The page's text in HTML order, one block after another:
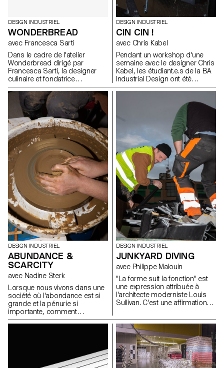
DESIGN INDUSTRIEL
WONDERBREAD
avec Francesca Sarti
Dans le cadre de l'atelier
Wonderbread dirigé par
Francesca Sarti, la designer
culinaire et fondatrice
d'Arabeschi di Latte, les
étudiants BA design industriel
ont exploré l'histoire, les
traditions, les rituels et les
recettes liés au pain, afin
d'imaginer de nouveaux pains
uniques.
DESIGN INDUSTRIEL
CIN CIN !
avec Chris Kabel
Pendant un workshop d'une
semaine avec le designer Chris
Kabel, les étudiant.e.s de la BA
Industrial Design ont été
invité.e.s à concevoir un verre
qu'il s'agisse d'un cocktail,
d'une bière fraîche, d'un
Negroni traditionnel ou
simplement d'un verre à eau
pour étancher leur soif. Les
designs finaux reflètent les
caractéristiques de la boisson
ou soulignent la façon dont la
boisson est préparée, servie et
bue. Tous les verres ont été
soufflés dans la cour de l'ECAL
avec le soutien des artisan.e.s
du fabricant de verre suisse
Niesenglass.
DESIGN INDUSTRIEL
ABUNDANCE &
SCARCITY
avec Nadine Sterk
Lorsque nous vivons dans une
société où l'abondance est si
grande et la pénurie si
importante, comment
discerner les ressources qui
apprendre d'où viennent les
choses, ou comment nous
DESIGN INDUSTRIEL
JUNKYARD DIVING
avec Philippe Malouin
"La forme suit la fonction" est
une expression attribuée à
l'architecte moderniste Louis
Sullivan. C'est une affirmation
pour le design industriel.
D'autre part, la forme peut
parfois aussi déterminer la
fonction dans un processus
d'exploration inverse. Au cours
de la semaine de workshop